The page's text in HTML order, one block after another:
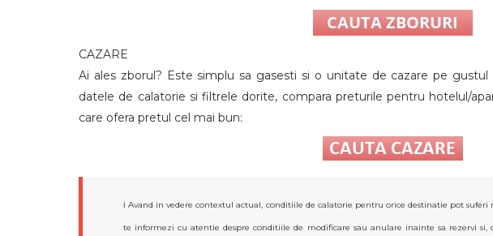
CAZARE
Ai ales zborul? Este simplu sa gasesti si o unitate de cazare pe gustul
datele de calatorie si filtrele dorite, compara preturile pentru hotelul/
care ofera pretul cel mai bun:
ℹ️ Avand in vedere contextul actual, conditiile de calatorie pentru orice destinatie pot suferi
te informezi cu atentie despre conditiile de modificare sau anulare inainte sa rezervi si,